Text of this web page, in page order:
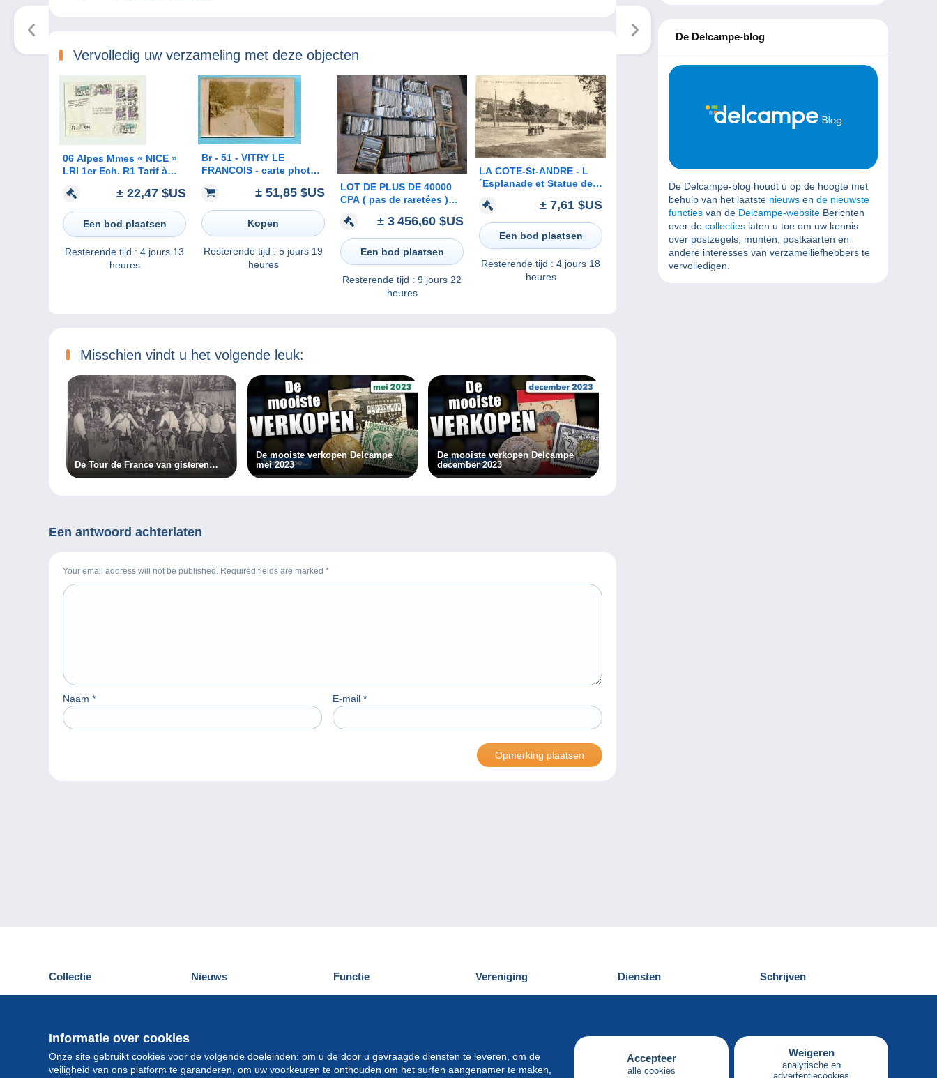
Vervolledig uw verzameling met deze objecten
06 Alpes Mmes « NICE »
LRI 1er Ech. R1 Tarif à
± 22,47 $US
Een bod plaatsen
Resterende tijd : 4 jours 13
heures
Br - 51 - VITRY LE
FRANCOIS - carte photo
CLICHE RARE± 51,85 $US
Kopen
Resterende tijd : 5 jours 19
heures
LOT DE PLUS DE 40000
CPA ( pas de raretées )
CARTES SEMI-
MODERNES .... A
EMPORTER
± 3 456,60 $US
Een bod plaatsen
Resterende tijd : 9 jours 22
heures
LA COTE-St-ANDRE - L
´Esplanade et Statue de
± 7,61 $US
Een bod plaatsen
Resterende tijd : 4 jours 18
heures
Misschien vindt u het volgende leuk:
De Tour de France van gisteren…
De mooiste verkopen Delcampe
mei 2023
De mooiste verkopen Delcampe
december 2023
Een antwoord achterlaten
Your email address will not be published. Required fields are marked *
Naam * E-mail *
De Delcampe-blog
De Delcampe-blog houdt u op de hoogte met
behulp van het laatste nieuws en de nieuwste
functies van de Delcampe-website Berichten
over de collecties laten u toe om uw kennis
over postzegels, munten, postkaarten en
andere interesses van verzamelliefhebbers te
vervolledigen.
Informatie over cookies
Onze site gebruikt cookies voor de volgende doeleinden: om u de door u gevraagde diensten te leveren, om de
veiligheid van ons platform te garanderen, om uw voorkeuren te onthouden om het surfen aangenamer te maken,
Accepteer
alle cookies
Weigeren
analytische en
advertentiecookies
Collectie
Postkaarten
Nieuws
Delcampe Evenementen
Functie
Nieuwigheden
Vereniging
Wie zijn wij
Diensten
Delcampe ontdekken
Schrijven